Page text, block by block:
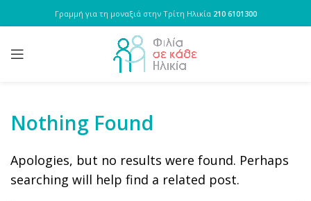
Γραμμή για τη μοναξιά στην Τρίτη Ηλικία 210 6101300
Nothing Found
Apologies, but no results were found. Perhaps
searching will help find a related post.